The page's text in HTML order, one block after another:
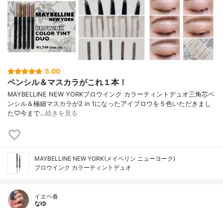
5.00
ペンシル＆マスカラがこれ１本！
MAYBELLINE NEW YORKブロウインク カラーティントデュオ三角芯ペ
ンシル＆極細マスカラが2 in 1になったアイブロウを５色いただきまし
た♡今まで…続きを見る
MAYBELLINE NEW YORK(メイベリン ニューヨーク)
ブロウインク カラーティントデュオ
イエベ春
なゆ